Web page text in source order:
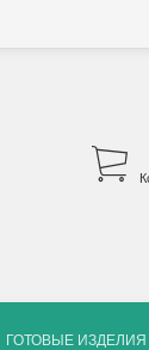
ГОТОВЫЕ ИЗДЕЛИЯ